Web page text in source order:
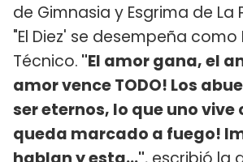
de Gimnasia y Esgrima de La
"El Diez' se desempeña
Técnico. "El amor gana, el
amor vence TODO! Los
ser eternos, lo que uno vive
queda marcado a fuego!